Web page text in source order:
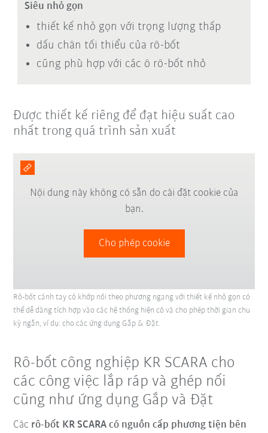
Siêu nhỏ gọn
thiết kế nhỏ gọn với trọng lượng thấp
dấu chân tối thiểu của rô-bốt
cũng phù hợp với các ô rô-bốt nhỏ
Được thiết kế riêng để đạt hiệu suất cao
nhất trong quá trình sản xuất
Nội dung này không có sẵn do cài đặt cookie của
bạn.
Cho phép cookie
Rô-bốt cánh tay có khớp nối theo phương ngang với thiết kế nhỏ gọn có
thể dễ dàng tích hợp vào các hệ thống hiện có và cho phép thời gian chu
kỳ ngắn, ví dụ: cho các ứng dụng Gắp & Đặt.
Rô-bốt công nghiệp KR SCARA cho
các công việc lắp ráp và ghép nối
cũng như ứng dụng Gắp và Đặt
Các rô-bốt KR SCARA có nguồn cấp phương tiện bên